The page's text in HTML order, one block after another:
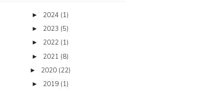
► 2024 (1)
► 2023 (5)
► 2022 (1)
► 2021 (8)
► 2020 (22)
► 2019 (1)